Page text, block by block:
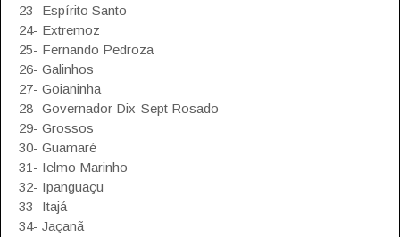
23- Espírito Santo
24- Extremoz
25- Fernando Pedroza
26- Galinhos
27- Goianinha
28- Governador Dix-Sept Rosado
29- Grossos
30- Guamaré
31- Ielmo Marinho
32- Ipanguaçu
33- Itajá
34- Jaçanã